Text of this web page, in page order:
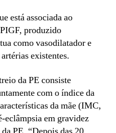
está associada ao
produzido
como vasodilatador e
existentes.
da PE consiste
com o índice da
da mãe (IMC,
eclâmpsia em gravidez